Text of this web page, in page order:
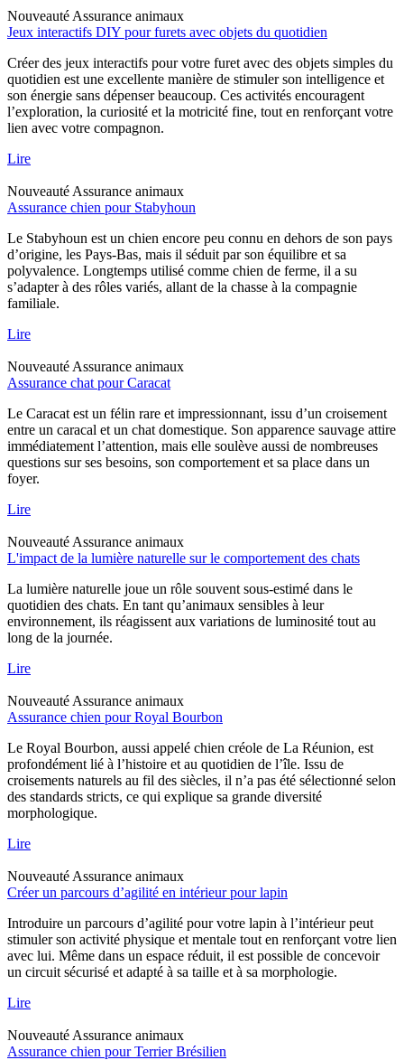
Nouveauté Assurance animaux
Jeux interactifs DIY pour furets avec objets du quotidien
Créer des jeux interactifs pour votre furet avec des objets simples du
quotidien est une excellente manière de stimuler son intelligence et
son énergie sans dépenser beaucoup. Ces activités encouragent
l’exploration, la curiosité et la motricité fine, tout en renforçant votre
lien avec votre compagnon.
Lire
Nouveauté Assurance animaux
Assurance chien pour Stabyhoun
Le Stabyhoun est un chien encore peu connu en dehors de son pays
d’origine, les Pays-Bas, mais il séduit par son équilibre et sa
polyvalence. Longtemps utilisé comme chien de ferme, il a su
s’adapter à des rôles variés, allant de la chasse à la compagnie
familiale.
Lire
Nouveauté Assurance animaux
Assurance chat pour Caracat
Le Caracat est un félin rare et impressionnant, issu d’un croisement
entre un caracal et un chat domestique. Son apparence sauvage attire
immédiatement l’attention, mais elle soulève aussi de nombreuses
questions sur ses besoins, son comportement et sa place dans un
foyer.
Lire
Nouveauté Assurance animaux
L'impact de la lumière naturelle sur le comportement des chats
La lumière naturelle joue un rôle souvent sous-estimé dans le
quotidien des chats. En tant qu’animaux sensibles à leur
environnement, ils réagissent aux variations de luminosité tout au
long de la journée.
Lire
Nouveauté Assurance animaux
Assurance chien pour Royal Bourbon
Le Royal Bourbon, aussi appelé chien créole de La Réunion, est
profondément lié à l’histoire et au quotidien de l’île. Issu de
croisements naturels au fil des siècles, il n’a pas été sélectionné selon
des standards stricts, ce qui explique sa grande diversité
morphologique.
Lire
Nouveauté Assurance animaux
Créer un parcours d’agilité en intérieur pour lapin
Introduire un parcours d’agilité pour votre lapin à l’intérieur peut
stimuler son activité physique et mentale tout en renforçant votre lien
avec lui. Même dans un espace réduit, il est possible de concevoir
un circuit sécurisé et adapté à sa taille et à sa morphologie.
Lire
Nouveauté Assurance animaux
Assurance chien pour Terrier Brésilien